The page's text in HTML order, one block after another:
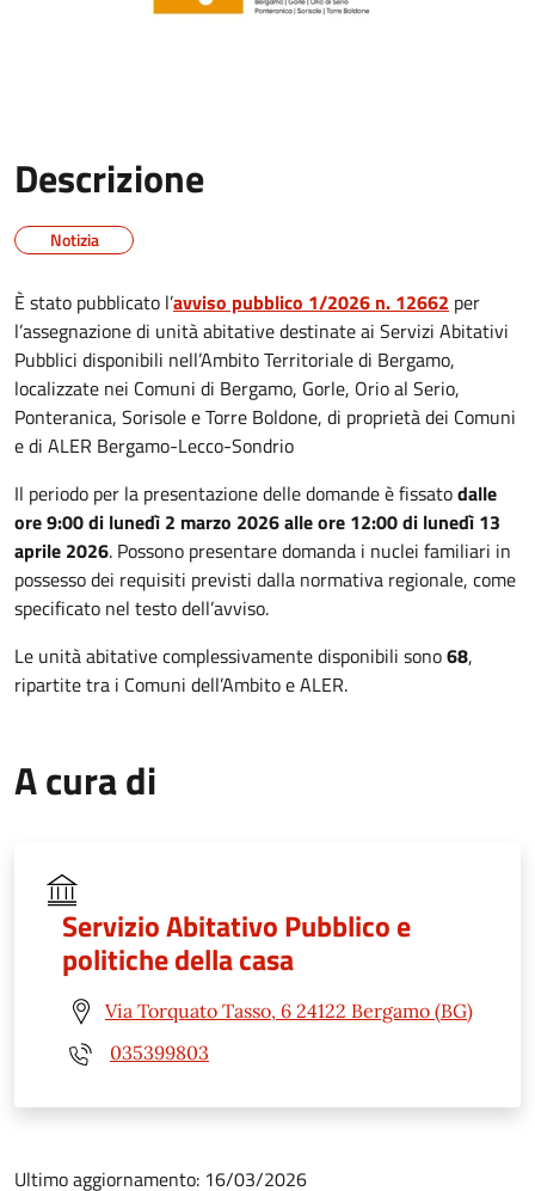
Descrizione
Notizia
È stato pubblicato l’avviso pubblico 1/2026 n. 12662 per
l’assegnazione di unità abitative destinate ai Servizi Abitativi
Pubblici disponibili nell’Ambito Territoriale di Bergamo,
localizzate nei Comuni di Bergamo, Gorle, Orio al Serio,
Ponteranica, Sorisole e Torre Boldone, di proprietà dei Comuni
e di ALER Bergamo-Lecco-Sondrio
Il periodo per la presentazione delle domande è fissatodalle
ore 9:00 di lunedì 2 marzo 2026 alle ore 12:00 di lunedì 13
aprile 2026. Possono presentare domanda i nuclei familiari in
possesso dei requisiti previsti dalla normativa regionale, come
specificato nel testo dell’avviso.
Le unità abitative complessivamente disponibili sono68,
ripartite tra i Comuni dell’Ambito e ALER.
A cura di
Servizio Abitativo Pubblico e
politiche della casa
Via Torquato Tasso, 6 24122 Bergamo (BG)
035399803
Ultimo aggiornamento: 16/03/2026